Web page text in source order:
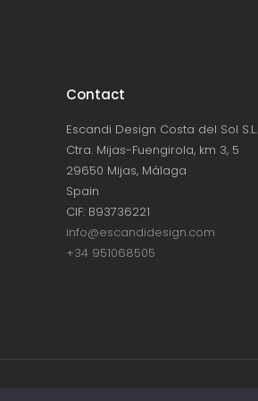
Contact
Escandi Design Costa del Sol S.L.
Ctra. Mijas-Fuengirola, km 3, 5
29650 Mijas, Málaga
Spain
CIF: B93736221
info@escandidesign.com
+34 951068505